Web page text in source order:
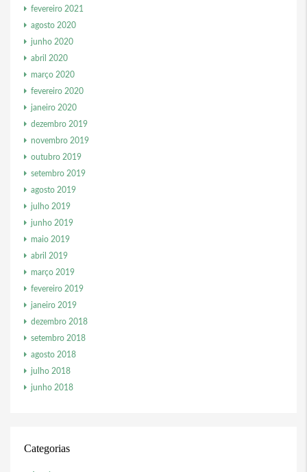
fevereiro 2021
agosto 2020
junho 2020
abril 2020
março 2020
fevereiro 2020
janeiro 2020
dezembro 2019
novembro 2019
outubro 2019
setembro 2019
agosto 2019
julho 2019
junho 2019
maio 2019
abril 2019
março 2019
fevereiro 2019
janeiro 2019
dezembro 2018
setembro 2018
agosto 2018
julho 2018
junho 2018
Categorias